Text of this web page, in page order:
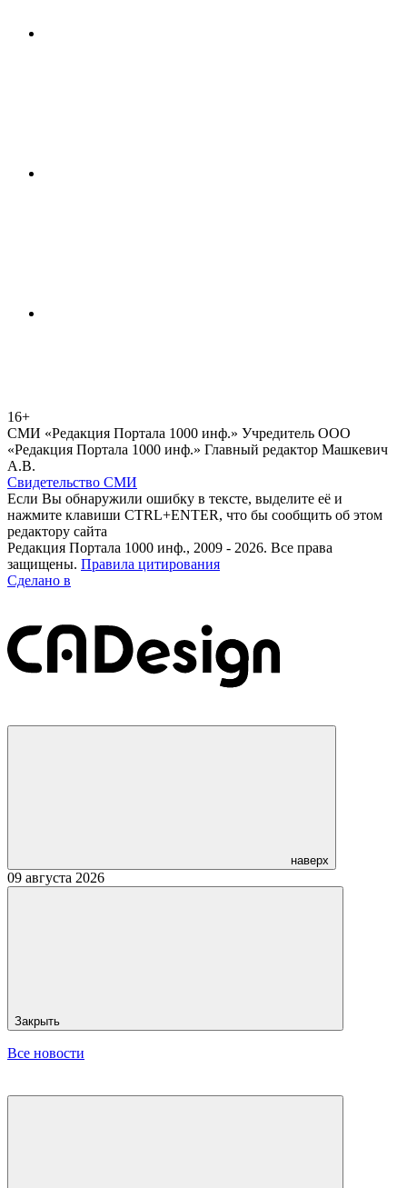
16+
СМИ «Редакция Портала 1000 инф.» Учредитель ООО
«Редакция Портала 1000 инф.» Главный редактор Машкевич
А.В.
Свидетельство СМИ
Если Вы обнаружили ошибку в тексте, выделите её и
нажмите клавиши CTRL+ENTER, что бы сообщить об этом
редактору сайта
Редакция Портала 1000 инф., 2009 - 2026. Все права
защищены. Правила цитирования
Сделано в
наверх
09 августа 2026
Закрыть
Все новости